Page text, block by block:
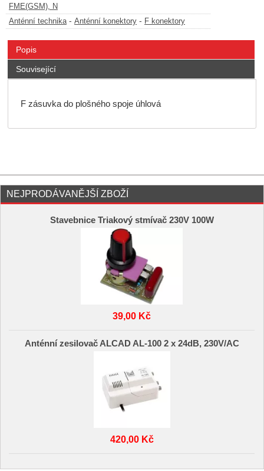
FME(GSM), N
Anténní technika- Anténní konektory - F konektory
Popis
Související
F zásuvka do plošného spoje úhlová
NEJPRODÁVANĚJŠÍ ZBOŽÍ
Stavebnice Triakový stmívač 230V 100W
39,00 Kč
Anténní zesilovač ALCAD AL-100 2 x 24dB, 230V/AC
420,00 Kč